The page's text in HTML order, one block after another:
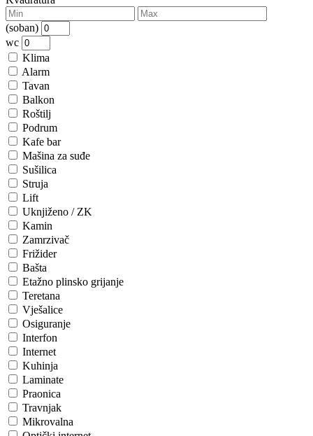
(soban)
wc
Klima
Alarm
Tavan
Balkon
Roštilj
Podrum
Kafe bar
Mašina za suđe
Sušilica
Struja
Lift
Uknjiženo / ZK
Kamin
Zamrzivač
Frižider
Bašta
Etažno plinsko grijanje
Teretana
Vješalice
Osiguranje
Interfon
Internet
Kuhinja
Laminate
Praonica
Travnjak
Mikrovalna